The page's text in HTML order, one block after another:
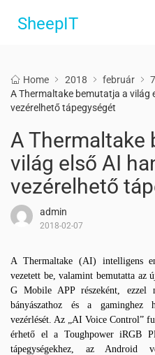
SheepIT
Home 2018 február
7
A Thermaltake bemutatja a világ
vezérelhető tápegységét
A Thermaltake
világ első AI
vezérelhető
admin
2018-02-07
A Thermaltake (AI) intelligens
vezetett be, valamint bemutatta az
G Mobile APP részeként, ezzel
bányászathoz és a gaminghez
vezérlését. Az „AI Voice Control”
érhető el a Toughpower iRGB
tápegységekhez, az Android